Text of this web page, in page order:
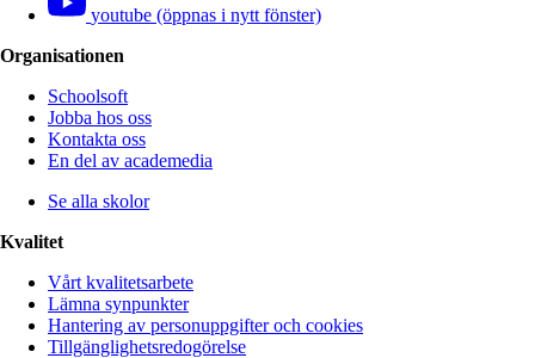
youtube (öppnas i nytt fönster)
Organisationen
Schoolsoft
Jobba hos oss
Kontakta oss
En del av academedia
Se alla skolor
Kvalitet
Vårt kvalitetsarbete
Lämna synpunkter
Hantering av personuppgifter och cookies
Tillgänglighetsredogörelse